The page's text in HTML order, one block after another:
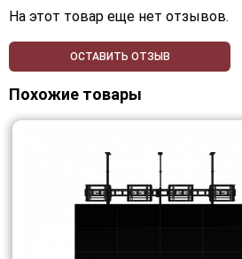
На этот товар еще нет отзывов.
ОСТАВИТЬ ОТЗЫВ
Похожие товары